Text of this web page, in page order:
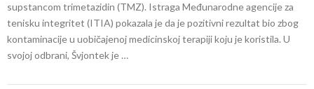
supstancom trimetazidin (TMZ). Istraga Međunarodne agencije za
tenisku integritet (ITIA) pokazala je da je pozitivni rezultat bio zbog
kontaminacije u uobičajenoj medicinskoj terapiji koju je koristila. U
svojoj odbrani, Švjontek je …